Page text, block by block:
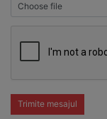
Choose file
Trimite mesajul